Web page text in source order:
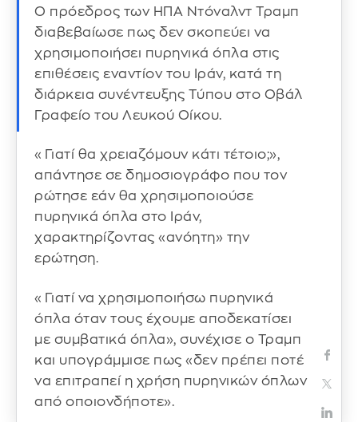
Ο πρόεδρος των ΗΠΑ Ντόναλντ Τραμπ
διαβεβαίωσε πως δεν σκοπεύει να
χρησιμοποιήσει πυρηνικά όπλα στις
επιθέσεις εναντίον του Ιράν, κατά τη
διάρκεια συνέντευξης Τύπου στο Οβάλ
Γραφείο του Λευκού Οίκου.
«Γιατί θα χρειαζόμουν κάτι τέτοιο;»,
απάντησε σε δημοσιογράφο που τον
ρώτησε εάν θα χρησιμοποιούσε
πυρηνικά όπλα στο Ιράν,
χαρακτηρίζοντας «ανόητη» την
ερώτηση.
«Γιατί να χρησιμοποιήσω πυρηνικά
όπλα όταν τους έχουμε αποδεκατίσει
με συμβατικά όπλα», συνέχισε ο Τραμπ
και υπογράμμισε πως «δεν πρέπει ποτέ
να επιτραπεί η χρήση πυρηνικών όπλων
από οποιονδήποτε».